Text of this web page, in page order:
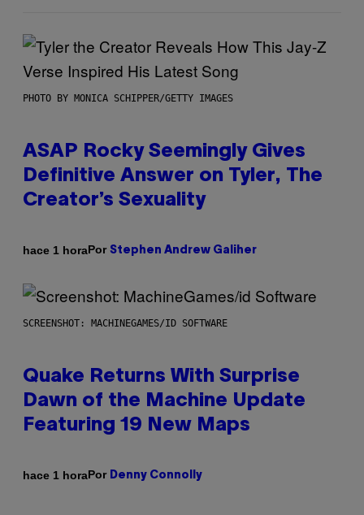
PHOTO BY MONICA SCHIPPER/GETTY IMAGES
ASAP Rocky Seemingly Gives
Definitive Answer on Tyler, The
Creator’s Sexuality
hace 1 horaPor Stephen Andrew Galiher
SCREENSHOT: MACHINEGAMES/ID SOFTWARE
Quake Returns With Surprise
Dawn of the Machine Update
Featuring 19 New Maps
hace 1 horaPor Denny Connolly